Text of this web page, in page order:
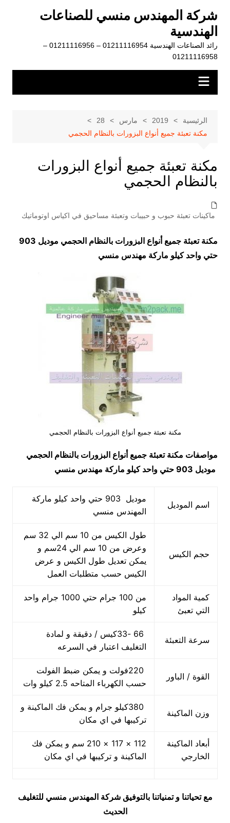
المحتوى
شركة المهندس منسي للصناعات
الهندسية
رائد الصناعات الهندسية 01211116954 – 01211116956 –
01211116958
الرئيسية 2019 مارس
28
مكنة تعبئة جميع أنواع البزورات بالنظام الحجمي
مكنة تعبئة جميع أنواع البزورات
بالنظام الحجمي
ماكينات تعبئة حبوب و حبيبات وتعبئة مساحيق في اكياس اوتوماتيك
مكنة تعبئة جميع أنواع البزورات بالنظام الحجمي موديل 903
حتي واحد كيلو ماركة مهندس منسي
مكنة تعبئة جميع أنواع البزورات بالنظام الحجمي
مواصفات مكنة تعبئة جميع أنواع البزورات بالنظام الحجمي
موديل 903 حتي واحد كيلو ماركة مهندس منسي
اسم الموديل
موديل 903 حتي واحد كيلو ماركة
المهندس منسي
حجم الكيس
طول الكيس من 10 سم الي 32 سم
وعرض من 10 سم الي 24سم و
يمكن تعديل طول الكيس و عرض
الكيس حسب متطلبات العمل
كمية المواد
التي تعبئ
من 100 جرام حتي 1000 جرام واحد
كيلو
سرعة التعبئة
66 -33كيس / دقيقة و لمادة
التغليف اعتبار في السرعه
القوة / الباور
220فولت و يمكن ضبط الفولت
حسب الكهرباء المتاحه 2.5 كيلو وات
وزن الماكينة
380كيلو جرام و يمكن فك الماكينة و
تركيبها في اي مكان
أبعاد الماكينة
الخارجي
112 × 117 × 210 سم و يمكن فك
الماكينة و تركيبها في اي مكان
مع تحياتنا و تمنياتنا بالتوفيق شركة المهندس منسي للتغليف
الحديث